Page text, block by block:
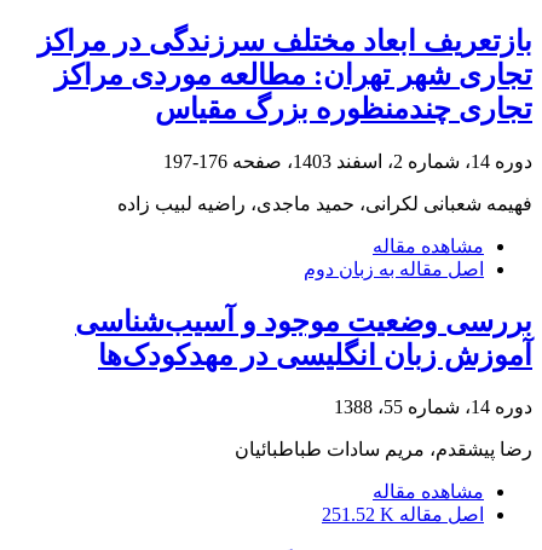
بازتعریف ابعاد مختلف سرزندگی در مراکز
تجاری شهر تهران: مطالعه موردی مراکز
تجاری چندمنظوره بزرگ مقیاس
دوره 14، شماره 2، اسفند 1403، صفحه 176-197
فهیمه شعبانی لکرانی، حمید ماجدی، راضیه لبیب زاده
مشاهده مقاله
اصل مقاله به زبان دوم
بررسی وضعیت موجود و آسیب‌شناسی
آموزش زبان انگلیسی در مهد‌کودک‌ها
دوره 14، شماره 55، 1388
رضا پیشقدم، مریم سادات طباطبائیان
مشاهده مقاله
اصل مقاله 251.52 K